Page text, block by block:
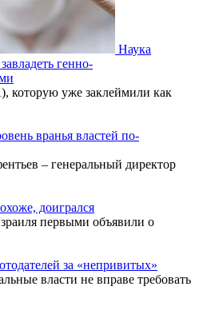
Наука
генно-
уже заклеймили как
вранья властей по-
– генеральный директор
доигрался
первыми объявили о
за «непривитых»
власти не вправе требовать